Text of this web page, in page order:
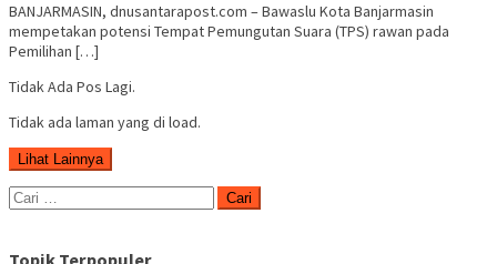
BANJARMASIN, dnusantarapost.com – Bawaslu Kota Banjarmasin
mempetakan potensi Tempat Pemungutan Suara (TPS) rawan pada
Pemilihan […]
Tidak Ada Pos Lagi.
Tidak ada laman yang di load.
Lihat Lainnya
Cari
untuk:
Topik Terpopuler